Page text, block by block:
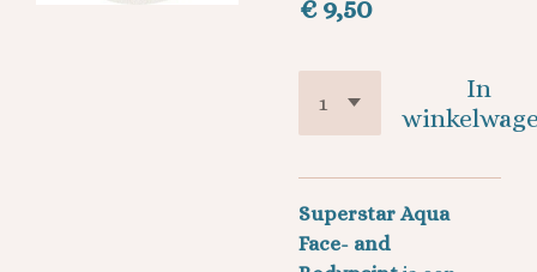
€ 9,50
In
Superstar Aqua
Face- and